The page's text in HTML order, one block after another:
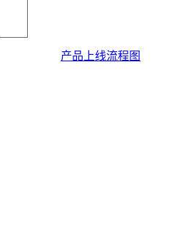
产品上线流程图